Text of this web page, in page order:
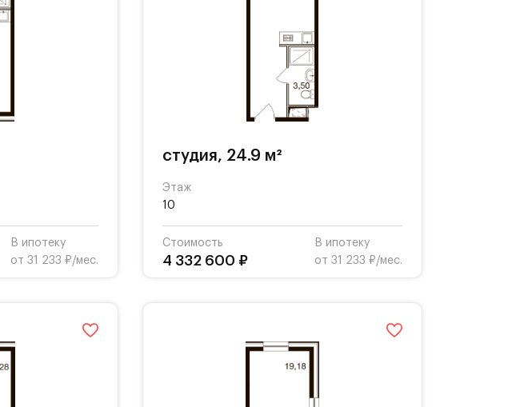
В ипотеку
от 31 233 ₽/мес.
студия, 24.9 м²
Этаж
10
Стоимость
4 332 600 ₽
В ипотеку
от 31 233 ₽/мес.